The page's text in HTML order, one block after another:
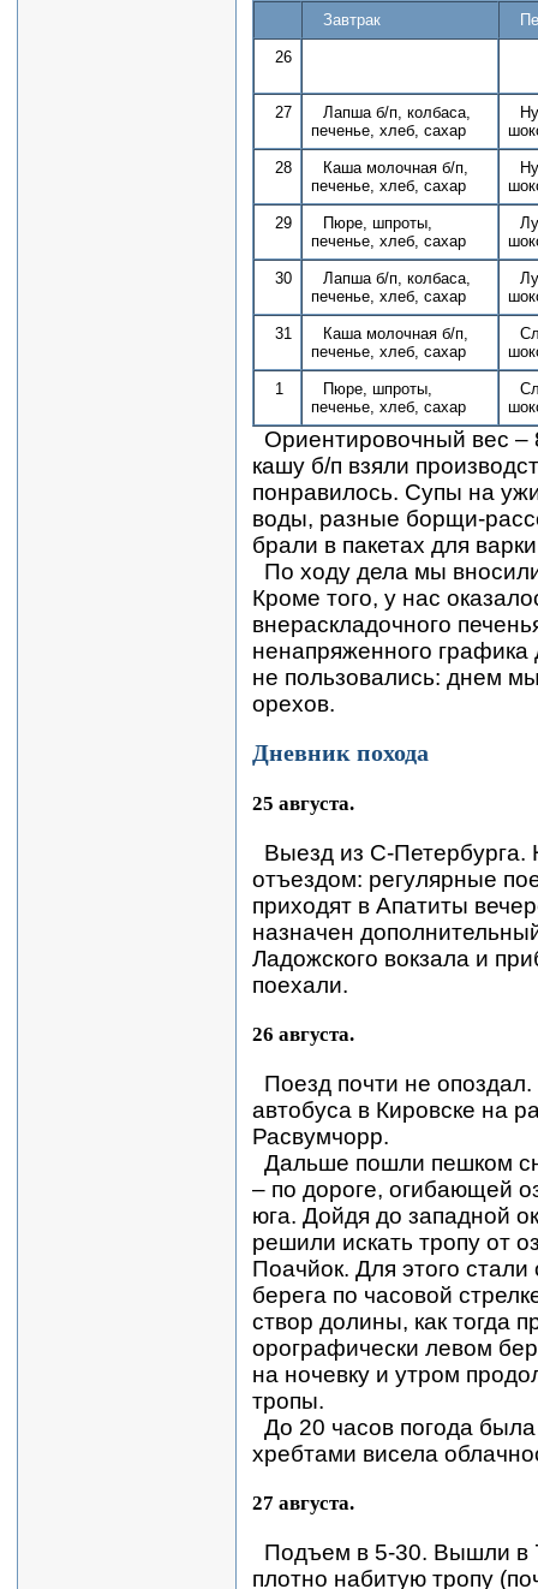
Завтрак
26
27
Лапша б/п, колбаса,
печенье, хлеб, сахар
28
Каша молочная б/п,
печенье, хлеб, сахар
29
Пюре, шпроты,
печенье, хлеб, сахар
30
Лапша б/п, колбаса,
печенье, хлеб, сахар
31
Каша молочная б/п,
печенье, хлеб, сахар
1
Пюре, шпроты,
печенье, хлеб, сахар
Ориентировочный вес –
кашу б/п взяли
понравилось. Супы на
воды, разные борщи-
брали в пакетах для
По ходу дела мы
Кроме того, у нас
внераскладочного
ненапряженного
не пользовались: днем
орехов.
Дневник похода
25 августа.
Выезд из С-Петербурга.
отъездом: регулярные
приходят в Апатиты
назначен
Ладожского вокзала и
поехали.
26 августа.
Поезд почти не
автобуса в Кировске на
Расвумчорр.
Дальше пошли пешком
– по дороге, огибающей
юга. Дойдя до западной
решили искать тропу от
Поачйок. Для этого
берега по часовой
створ долины, как тогда
орографически левом
на ночевку и утром
тропы.
До 20 часов погода
хребтами висела
27 августа.
Подъем в 5-30. Вышли в
плотно набитую тропу